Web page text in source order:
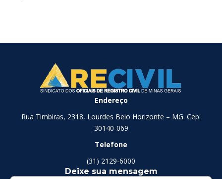
Endereço
Rua Timbiras, 2318, Lourdes Belo Horizonte – MG. Cep:
30140-069
Telefone
(31) 2129-6000
Deixe sua mensagem